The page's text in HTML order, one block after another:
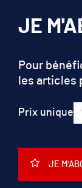
JE
Pour
les articles
Prix unique
JE